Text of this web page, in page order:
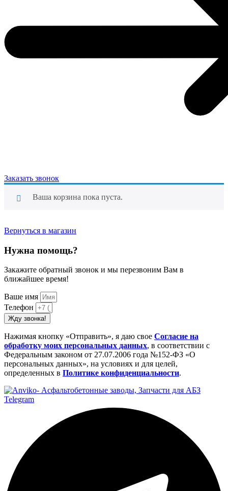
Заказать звонок
Ваша корзина пока пуста.
Вернуться в магазин
Нужна помощь?
Закажите обратный звонок и мы перезвоним Вам в
ближайшее время!
Ваше имя
Телефон
Жду звонка!
Нажимая кнопку «Отправить», я даю свое Cогласие на
обработку моих персональных данных, в соответствии с
Федеральным законом от 27.07.2006 года №152-ФЗ «О
персональных данных», на условиях и для целей,
определенных в Политике конфиденциальности.
Telegram